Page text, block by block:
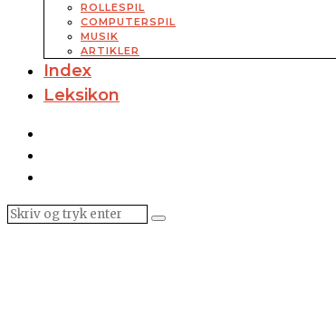
ROLLESPIL
COMPUTERSPIL
MUSIK
ARTIKLER
Index
Leksikon